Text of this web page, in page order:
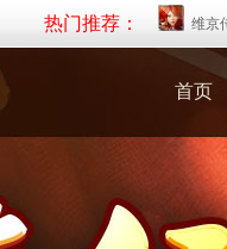
热门推荐： 维京
首页